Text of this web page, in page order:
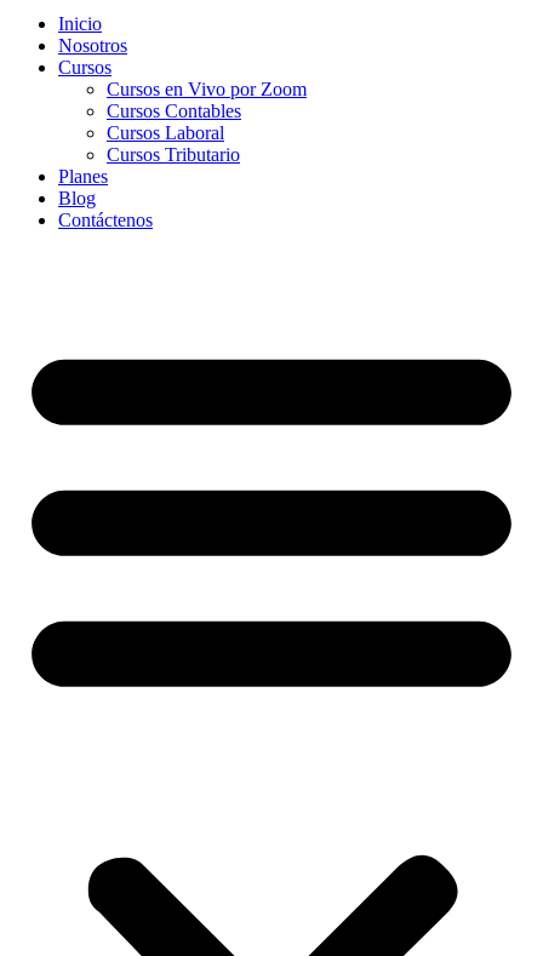
Inicio
Nosotros
Cursos
Cursos en Vivo por Zoom
Cursos Contables
Cursos Laboral
Cursos Tributario
Planes
Blog
Contáctenos